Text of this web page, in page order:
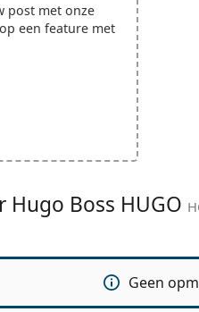
post met onze
een feature met
Boss HUGO
Geen